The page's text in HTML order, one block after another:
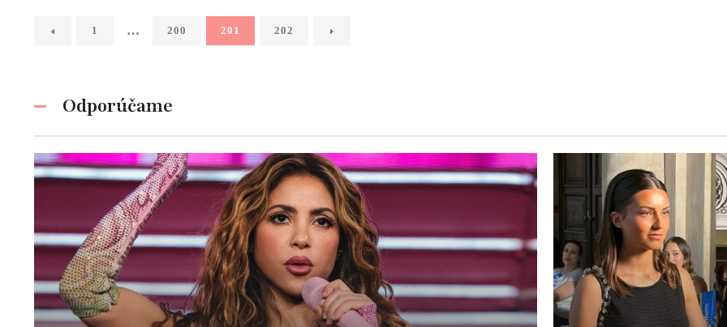
1 … 200 201 202
Odporúčame